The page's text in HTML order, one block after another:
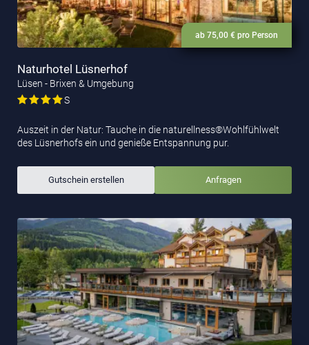
ab 75,00 € pro Person
Naturhotel Lüsnerhof
Lüsen - Brixen & Umgebung
S
Auszeit in der Natur: Tauche in die naturellness®Wohlfühlwelt
des Lüsnerhofs ein und genieße Entspannung pur.
Gutschein erstellen Anfragen